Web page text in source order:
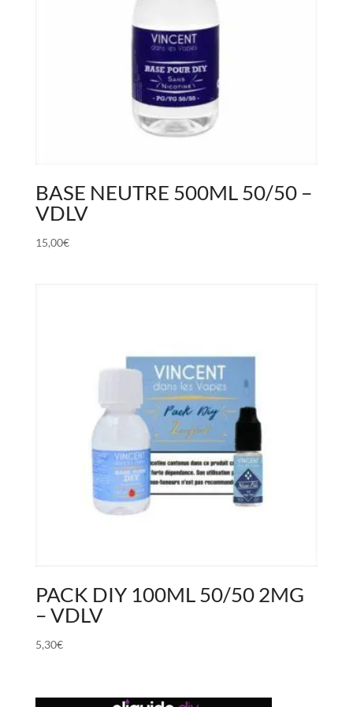
BASE NEUTRE 500ML 50/50 –
VDLV
15,00€
PACK DIY 100ML 50/50 2MG
– VDLV
5,30€